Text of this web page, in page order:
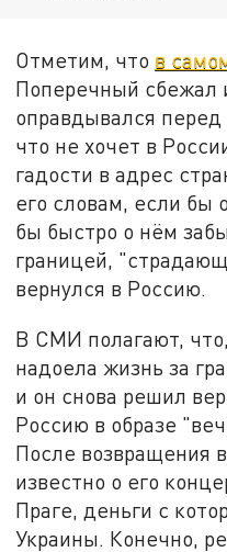
Отметим, что в
Поперечный сбежал
оправдывался
что не хочет в
гадости в адрес
его словам, если бы
бы быстро о нём
границей,
вернулся в Россию.
В СМИ полагают,
надоела жизнь за
и он снова решил
Россию в образе
После возвращения
известно о его
Праге, деньги с
Украины. Конечно,